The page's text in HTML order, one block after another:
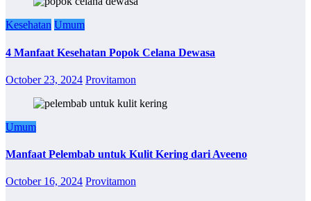
Kesehatan Umum
4 Manfaat Kesehatan Popok Celana Dewasa
October 23, 2024 Provitamon
Umum
Manfaat Pelembab untuk Kulit Kering dari Aveeno
October 16, 2024 Provitamon